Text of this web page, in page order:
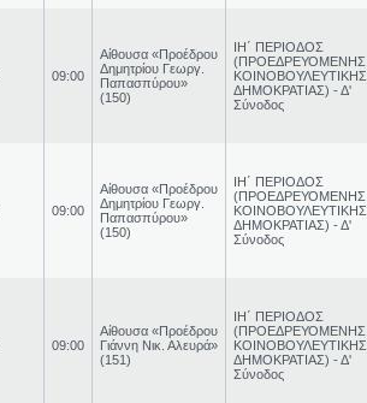
09:00
Αίθουσα «Προέδρου
Δημητρίου Γεωργ.
Παπασπύρου»
(150)
ΙΗ΄ ΠΕΡΙΟΔΟΣ
(ΠΡΟΕΔΡΕΥΟΜΕΝΗΣ
ΚΟΙΝΟΒΟΥΛΕΥΤΙΚΗΣ
ΔΗΜΟΚΡΑΤΙΑΣ) - Δ'
Σύνοδος
09:00
Αίθουσα «Προέδρου
Δημητρίου Γεωργ.
Παπασπύρου»
(150)
ΙΗ΄ ΠΕΡΙΟΔΟΣ
(ΠΡΟΕΔΡΕΥΟΜΕΝΗΣ
ΚΟΙΝΟΒΟΥΛΕΥΤΙΚΗΣ
ΔΗΜΟΚΡΑΤΙΑΣ) - Δ'
Σύνοδος
09:00
Αίθουσα «Προέδρου
Γιάννη Νικ. Αλευρά»
(151)
ΙΗ΄ ΠΕΡΙΟΔΟΣ
(ΠΡΟΕΔΡΕΥΟΜΕΝΗΣ
ΚΟΙΝΟΒΟΥΛΕΥΤΙΚΗΣ
ΔΗΜΟΚΡΑΤΙΑΣ) - Δ'
Σύνοδος